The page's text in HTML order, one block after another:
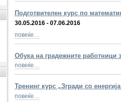
Подготвителен курс по
30.05.2016 - 07.06.2016
повеќе…
Обука на градежните работници
повеќе…
Тренинг курс „Згради со
повеќе…